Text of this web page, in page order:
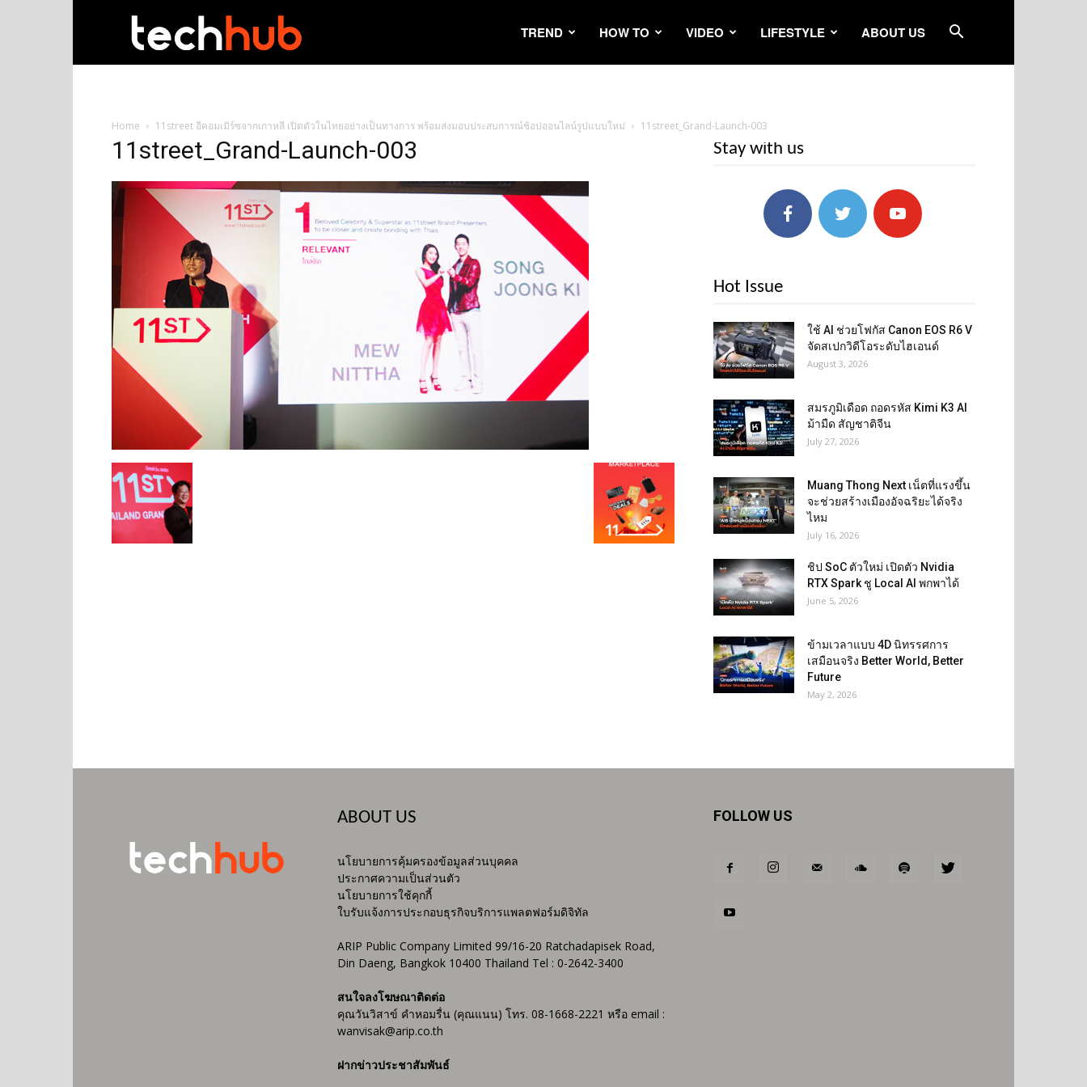
TREND HOW TO VIDEO LIFESTYLE ABOUT US
Home 11street อีคอมเมิร์ซจากเกาหลี เปิดตัวในไทยอย่างเป็นทางการ พร้อมส่งมอบประสบการณ์ช้อปออนไลน์รูปแบบใหม่ 11street_Grand-Launch-003
11street_Grand-Launch-003 Stay with us
Hot Issue
ใช้ AI ช่วยโฟกัส Canon EOS R6 V
จัดสเปกวิดีโอระดับไฮเอนด์
August 3, 2026
สมรภูมิเดือด ถอดรหัส Kimi K3 AI
ม้ามืด สัญชาติจีน
July 27, 2026
Muang Thong Next เน็ตที่แรงขึ้น
จะช่วยสร้างเมืองอัจฉริยะได้จริง
ไหม
July 16, 2026
ชิป SoC ตัวใหม่ เปิดตัว Nvidia
RTX Spark ชู Local AI พกพาได้
June 5, 2026
ข้ามเวลาแบบ 4D นิทรรศการ
เสมือนจริง Better World, Better
Future
May 2, 2026
ABOUT US
นโยบายการคุ้มครองข้อมูลส่วนบุคคล
ประกาศความเป็นส่วนตัว
นโยบายการใช้คุกกี้
ใบรับแจ้งการประกอบธุรกิจบริการแพลตฟอร์มดิจิทัล
ARIP Public Company Limited 99/16-20 Ratchadapisek Road,
Din Daeng, Bangkok 10400 Thailand Tel : 0-2642-3400
สนใจลงโฆษณาติดต่อ
คุณวันวิสาข์ คำหอมรื่น (คุณแนน) โทร. 08-1668-2221 หรือ email :
wanvisak@arip.co.th
ฝากข่าวประชาสัมพันธ์
FOLLOW US